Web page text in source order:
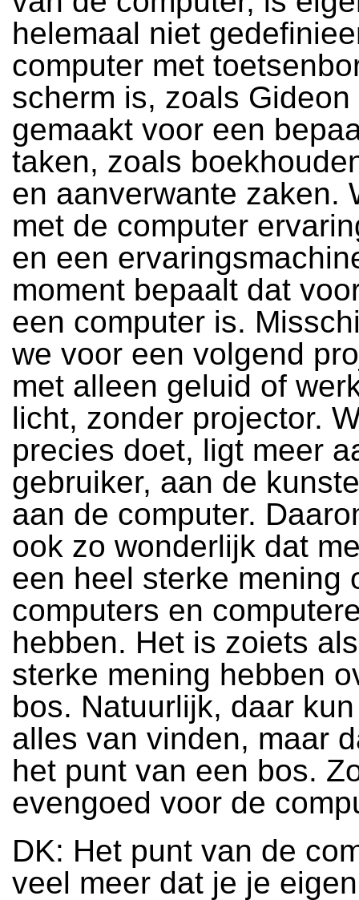
helemaal niet
computer met
scherm is, zoals
gemaakt voor een
taken, zoals
en aanverwante zaken.
met de computer
en een
moment bepaalt dat
een computer is.
we voor een volgend
met alleen geluid of
licht, zonder projector.
precies doet, ligt meer
gebruiker, aan de
aan de computer.
ook zo wonderlijk dat
een heel sterke mening
computers en
hebben. Het is zoiets
sterke mening hebben
bos. Natuurlijk, daar
alles van vinden, maar
het punt van een bos.
evengoed voor de
DK: Het punt van de
veel meer dat je je